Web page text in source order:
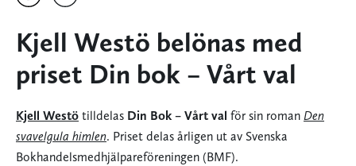
Kjell Westö belönas med
priset Din bok – Vårt val
Kjell Westö tilldelas Din Bok – Vårt val för sin roman Den
svavelgula himlen. Priset delas årligen ut av Svenska
Bokhandelsmedhjälpareföreningen (BMF).